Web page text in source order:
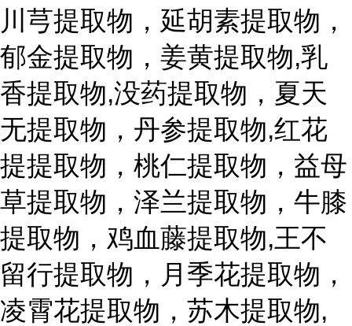
川芎提取物，延胡素提取物，
郁金提取物，姜黄提取物,乳
香提取物,没药提取物，夏天
无提取物，丹参提取物,红花
提提取物，桃仁提取物，益母
草提取物，泽兰提取物，牛膝
提取物，鸡血藤提取物,王不
留行提取物，月季花提取物，
凌霄花提取物，苏木提取物,